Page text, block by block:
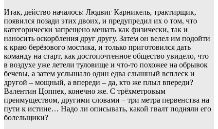
Итак, действо началось: Людвиг Карникель, трактирщик,
появился позади этих двоих, и предупредил их о том, что
категорически запрещено мешать как физически, так и
наносить оскорбления друг другу. Затем он велел им подойти
к краю берёзового мостика, и только приготовился дать
команду на старт, как достопочтенное общество увидело, что
в воздухе уже летели туловище и что-то похожее на обрывок
бечевы, а затем услышало один едва слышный всплеск и
другой – мощный, а впереди – да, кто же плыл впереди?
Валентин Цоппек, конечно же. С трёхметровым
преимуществом, другими словами – три метра первенства на
пути к истине… Надо ли описывать, какой гвалт подняли его
болельщики?